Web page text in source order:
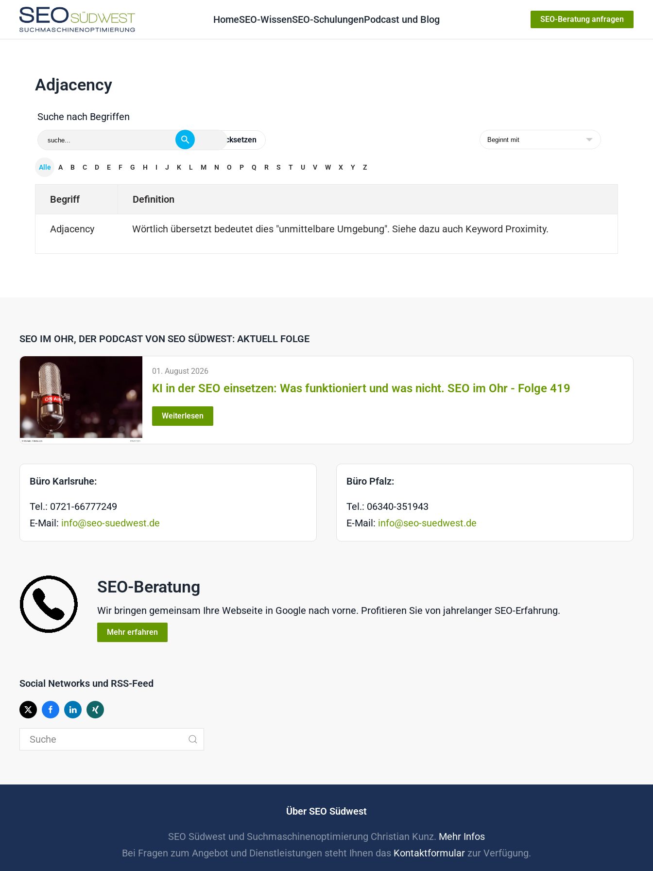
Skip to main content
HomeSEO-WissenSEO-SchulungenPodcast und Blog SEO-Beratung anfragen
Adjacency
Suche nach Begriffen
Alle A B C D E F G H I J K L M N O P Q R S T U V W X Y Z
Begriff Definition
Adjacency Wörtlich übersetzt bedeutet dies "unmittelbare Umgebung". Siehe dazu auch Keyword Proximity.
SEO IM OHR, DER PODCAST VON SEO SÜDWEST: AKTUELL FOLGE
01. August 2026
KI in der SEO einsetzen: Was funktioniert und was nicht. SEO im Ohr - Folge 419
Weiterlesen
Büro Karlsruhe:
Tel.: 0721-66777249
E-Mail: info@seo-suedwest.de
Büro Pfalz:
Tel.: 06340-351943
E-Mail: info@seo-suedwest.de
SEO-Beratung
Wir bringen gemeinsam Ihre Webseite in Google nach vorne. Profitieren Sie von jahrelanger SEO-Erfahrung.
Mehr erfahren
Social Networks und RSS-Feed
Über SEO Südwest
SEO Südwest und Suchmaschinenoptimierung Christian Kunz. Mehr Infos
Bei Fragen zum Angebot und Dienstleistungen steht Ihnen das Kontaktformular zur Verfügung.